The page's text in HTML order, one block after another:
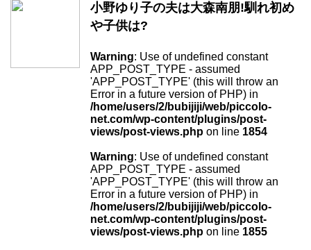
小野ゆり子の夫は大森南朋!馴れ初め
や子供は?
Warning: Use of undefined constant
APP_POST_TYPE - assumed
'APP_POST_TYPE' (this will throw an
Error in a future version of PHP) in
/home/users/2/bubijiji/web/piccolo-
net.com/wp-content/plugins/post-
views/post-views.php on line 1854
Warning: Use of undefined constant
APP_POST_TYPE - assumed
'APP_POST_TYPE' (this will throw an
Error in a future version of PHP) in
/home/users/2/bubijiji/web/piccolo-
net.com/wp-content/plugins/post-
views/post-views.php on line 1855